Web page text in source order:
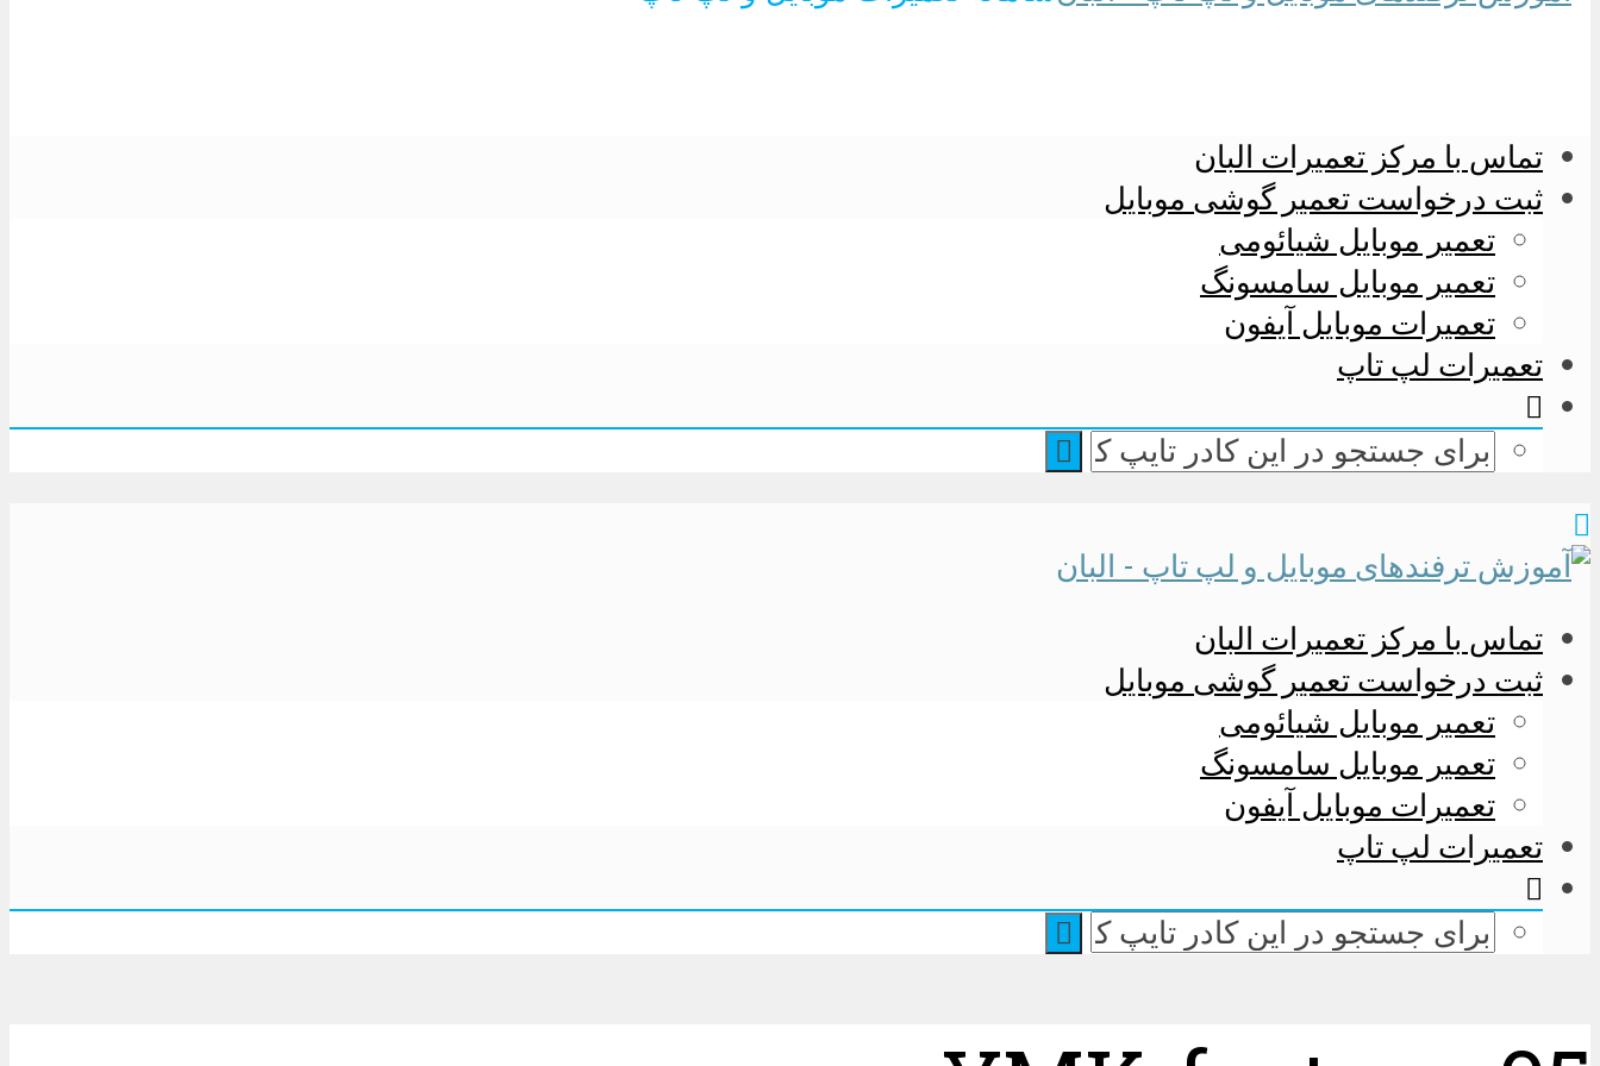
تماس با مرکز تعمیرات البان
ثبت درخواست تعمیر گوشی موبایل
تعمیر موبایل شیائومی
تعمیر موبایل سامسونگ
تعمیرات موبایل آیفون
تعمیرات لپ تاپ
تماس با مرکز تعمیرات البان
ثبت درخواست تعمیر گوشی موبایل
تعمیر موبایل شیائومی
تعمیر موبایل سامسونگ
تعمیرات موبایل آیفون
تعمیرات لپ تاپ